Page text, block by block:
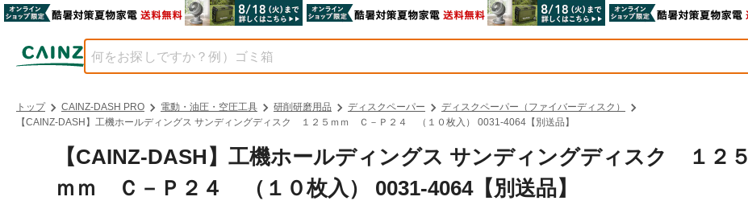
トップ CAINZ-DASH PRO 電動・油圧・空圧工具 研削研磨用品 ディスクペーパー
ディスクペーパー（ファイバーディスク）
【CAINZ-DASH】工機ホールディングス サンディングディスク １２５ｍｍ Ｃ－Ｐ２４ （１０枚入） 0031-4064【別送品】
【CAINZ-DASH】工機ホールディングス サンディングディスク １２５
ｍｍ Ｃ－Ｐ２４ （１０枚入） 0031-4064【別送品】